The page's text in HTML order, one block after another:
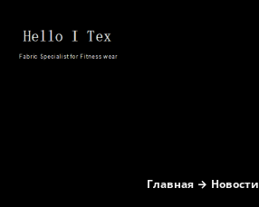
Главная Новости